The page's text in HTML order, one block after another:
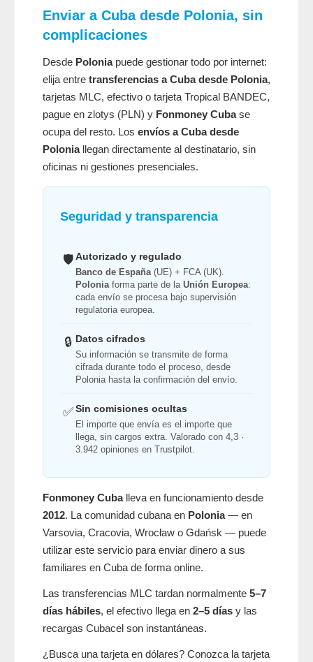
Enviar a Cuba desde Polonia, sin
complicaciones
Desde Poloniapuede gestionar todo por internet:
elija entre transferencias a Cuba desde Polonia,
tarjetas MLC, efectivo o tarjeta Tropical BANDEC,
pague en zlotys (PLN) y Fonmoney Cubase
ocupa del resto. Los envíos a Cuba desde
Poloniallegan directamente al destinatario, sin
oficinas ni gestiones presenciales.
Seguridad y transparencia
🛡️ Autorizado y regulado
Banco de España(UE) + FCA (UK).
Poloniaforma parte de la Unión Europea:
cada envío se procesa bajo supervisión
regulatoria europea.
🔒 Datos cifrados
Su información se transmite de forma
cifrada durante todo el proceso, desde
Polonia hasta la confirmación del envío.
✅ Sin comisiones ocultas
El importe que envía es el importe que
llega, sin cargos extra. Valorado con 4,3 ·
3.942 opiniones en Trustpilot.
Fonmoney Cuballeva en funcionamiento desde
2012. La comunidad cubana en Polonia— en
Varsovia, Cracovia, Wrocław o Gdańsk — puede
utilizar este servicio para enviar dinero a sus
familiares en Cuba de forma online.
Las transferencias MLC tardan normalmente 5–7
días hábiles, el efectivo llega en 2–5 días y las
recargas Cubacel son instantáneas.
¿Busca una tarjeta en dólares? Conozca la tarjeta